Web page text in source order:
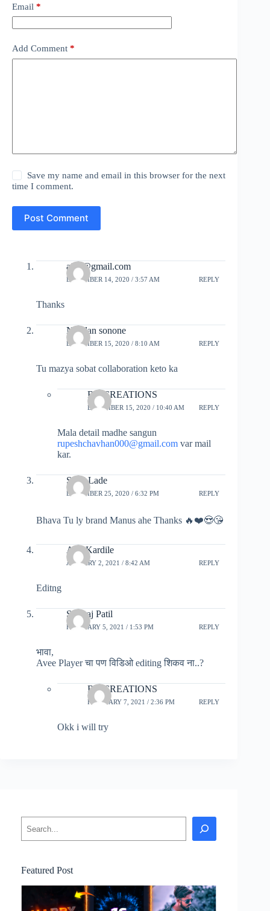
Email *
Add Comment *
Save my name and email in this browser for the next
time I comment.
Post Comment
ajay@gmail.com
DECEMBER 14, 2020 / 3:57 AM REPLY
Thanks
Nandan sonone
DECEMBER 15, 2020 / 8:10 AM REPLY
Tu mazya sobat collaboration keto ka
RC CREATIONS
DECEMBER 15, 2020 / 10:40 AM REPLY
Mala detail madhe sangun
rupeshchavhan000@gmail.com var mail
kar.
Sahil Lade
DECEMBER 25, 2020 / 6:32 PM REPLY
Bhava Tu ly brand Manus ahe Thanks 🔥❤️😍😘
Anil Kardile
JANUARY 2, 2021 / 8:42 AM REPLY
Editng
Shivraj Patil
FEBRUARY 5, 2021 / 1:53 PM REPLY
भावा,
Avee Player चा पण विडिओ editing शिकव ना..?
RC CREATIONS
FEBRUARY 7, 2021 / 2:36 PM REPLY
Okk i will try
Featured Post